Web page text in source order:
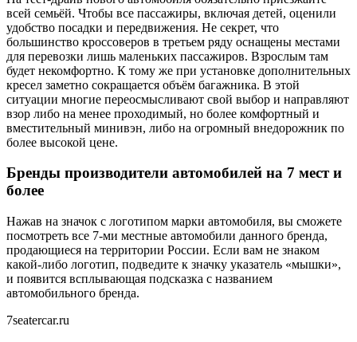
всей семьёй. Чтобы все пассажиры, включая детей, оценили
удобство посадки и передвижения. Не секрет, что
большинство кроссоверов в третьем ряду оснащены местами
для перевозки лишь маленьких пассажиров. Взрослым там
будет некомфортно. К тому же при установке дополнительных
кресел заметно сокращается объём багажника. В этой
ситуации многие переосмысливают свой выбор и направляют
взор либо на менее проходимый, но более комфортный и
вместительный минивэн, либо на огромный внедорожник по
более высокой цене.
Бренды производители автомобилей на 7 мест и
более
Нажав на значок с логотипом марки автомобиля, вы сможете
посмотреть все 7-ми местные автомобили данного бренда,
продающиеся на территории России. Если вам не знаком
какой-либо логотип, подведите к значку указатель «мышки»,
и появится всплывающая подсказка с названием
автомобильного бренда.
7seatercar.ru